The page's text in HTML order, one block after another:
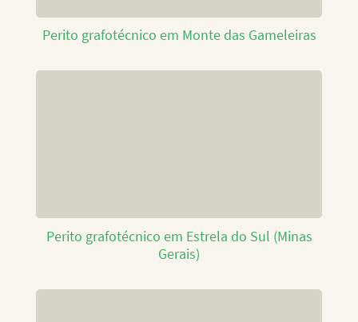
Perito grafotécnico em Monte das Gameleiras
Perito grafotécnico em Estrela do Sul (Minas
Gerais)